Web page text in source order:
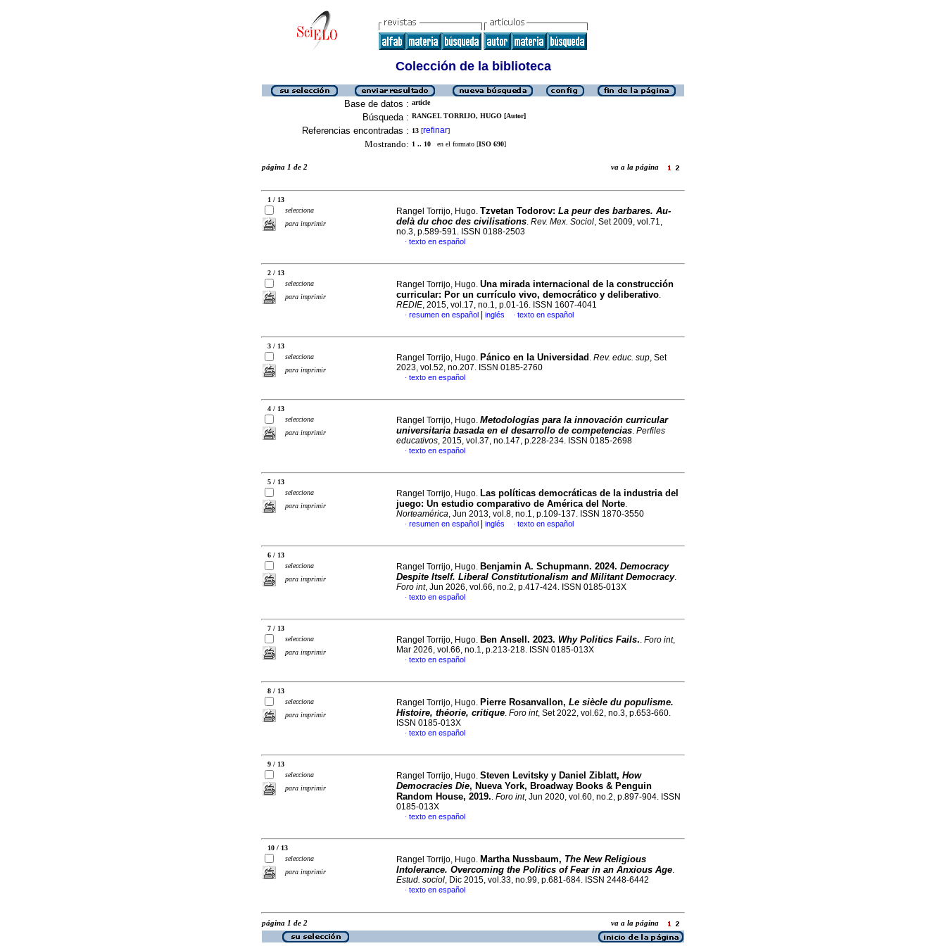
Colección de la biblioteca
Base de datos : article
Búsqueda : RANGEL TORRIJO, HUGO [Autor]
Referencias encontradas : 13 [refinar]
Mostrando: 1 .. 10 en el formato [ISO 690]
página 1 de 2 va a la página
1 / 13
selecciona
para imprimir
Rangel Torrijo, Hugo. Tzvetan Todorov: La peur des barbares. Au-
delà du choc des civilisations. Rev. Mex. Sociol, Set 2009, vol.71,
no.3, p.589-591. ISSN 0188-2503
· texto en español
2 / 13
selecciona
para imprimir
Rangel Torrijo, Hugo. Una mirada internacional de la construcción
curricular: Por un currículo vivo, democrático y deliberativo.
REDIE, 2015, vol.17, no.1, p.01-16. ISSN 1607-4041
· resumen en español inglés · texto en español
3 / 13
selecciona
para imprimir
Rangel Torrijo, Hugo. Pánico en la Universidad . Rev. educ. sup, Set
2023, vol.52, no.207. ISSN 0185-2760
· texto en español
4 / 13
selecciona
para imprimir
Rangel Torrijo, Hugo. Metodologías para la innovación curricular
universitaria basada en el desarrollo de competencias. Perfiles
educativos, 2015, vol.37, no.147, p.228-234. ISSN 0185-2698
· texto en español
5 / 13
selecciona
para imprimir
Rangel Torrijo, Hugo. Las políticas democráticas de la industria del
juego: Un estudio comparativo de América del Norte.
Norteamérica, Jun 2013, vol.8, no.1, p.109-137. ISSN 1870-3550
· resumen en español inglés · texto en español
6 / 13
selecciona
para imprimir
Rangel Torrijo, Hugo. Benjamin A. Schupmann. 2024. Democracy
Despite Itself. Liberal Constitutionalism and Militant Democracy.
Foro int, Jun 2026, vol.66, no.2, p.417-424. ISSN 0185-013X
· texto en español
7 / 13
selecciona
para imprimir
Rangel Torrijo, Hugo. Ben Ansell. 2023. Why Politics Fails.. Foro int,
Mar 2026, vol.66, no.1, p.213-218. ISSN 0185-013X
· texto en español
8 / 13
selecciona
para imprimir
Rangel Torrijo, Hugo. Pierre Rosanvallon, Le siècle du populisme.
Histoire, théorie, critique. Foro int, Set 2022, vol.62, no.3, p.653-660.
ISSN 0185-013X
· texto en español
9 / 13
selecciona
para imprimir
Rangel Torrijo, Hugo. Steven Levitsky y Daniel Ziblatt, How
Democracies Die, Nueva York, Broadway Books & Penguin
Random House, 2019.. Foro int, Jun 2020, vol.60, no.2, p.897-904. ISSN
0185-013X
· texto en español
10 / 13
selecciona
para imprimir
Rangel Torrijo, Hugo. Martha Nussbaum, The New Religious
Intolerance. Overcoming the Politics of Fear in an Anxious Age.
Estud. sociol, Dic 2015, vol.33, no.99, p.681-684. ISSN 2448-6442
· texto en español
página 1 de 2 va a la página